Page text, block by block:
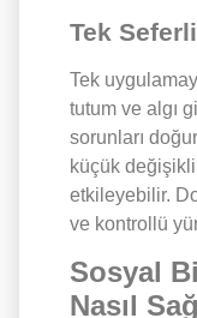
Tek
Tek
tutum ve algı
sorunları
küçük
etkileyebilir.
ve kontrollü
Sosyal
Nasıl